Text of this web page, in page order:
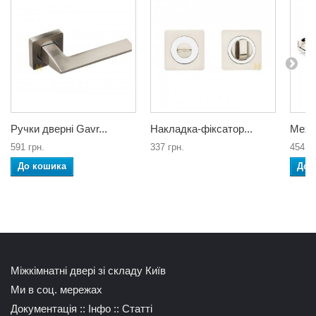
Ручки дверні Gavr...
591 грн.
До кошика
Накладка-фіксатор...
337 грн.
454
До
Міжкімнатні двері зі складу Київ
Ми в соц. мережах
Документація :: Інфо :: Статті